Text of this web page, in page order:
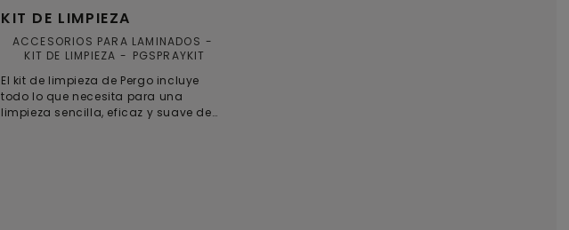
KIT DE LIMPIEZA
ACCESORIOS PARA LAMINADOS
KIT DE LIMPIEZA
PGSPRAYKIT
El kit de limpieza de Pergo incluye
todo lo que necesita para una
limpieza sencilla, eficaz y suave de